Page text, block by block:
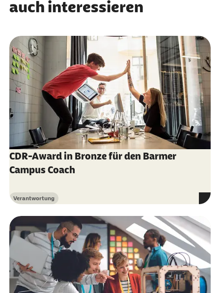
auch interessieren
CDR-Award in Bronze für den Barmer
Campus Coach
Kategorie
Verantwortung